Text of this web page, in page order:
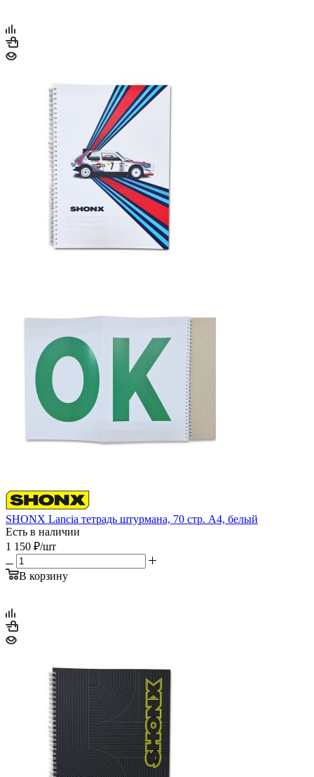
SHONX Lancia тетрадь штурмана, 70 стр. А4, белый
Есть в наличии
1 150 ₽/шт
В корзину